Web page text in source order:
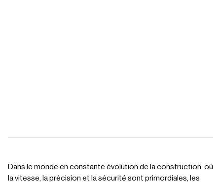
Dans le monde en constante évolution de la construction, où
la vitesse, la précision et la sécurité sont primordiales, les